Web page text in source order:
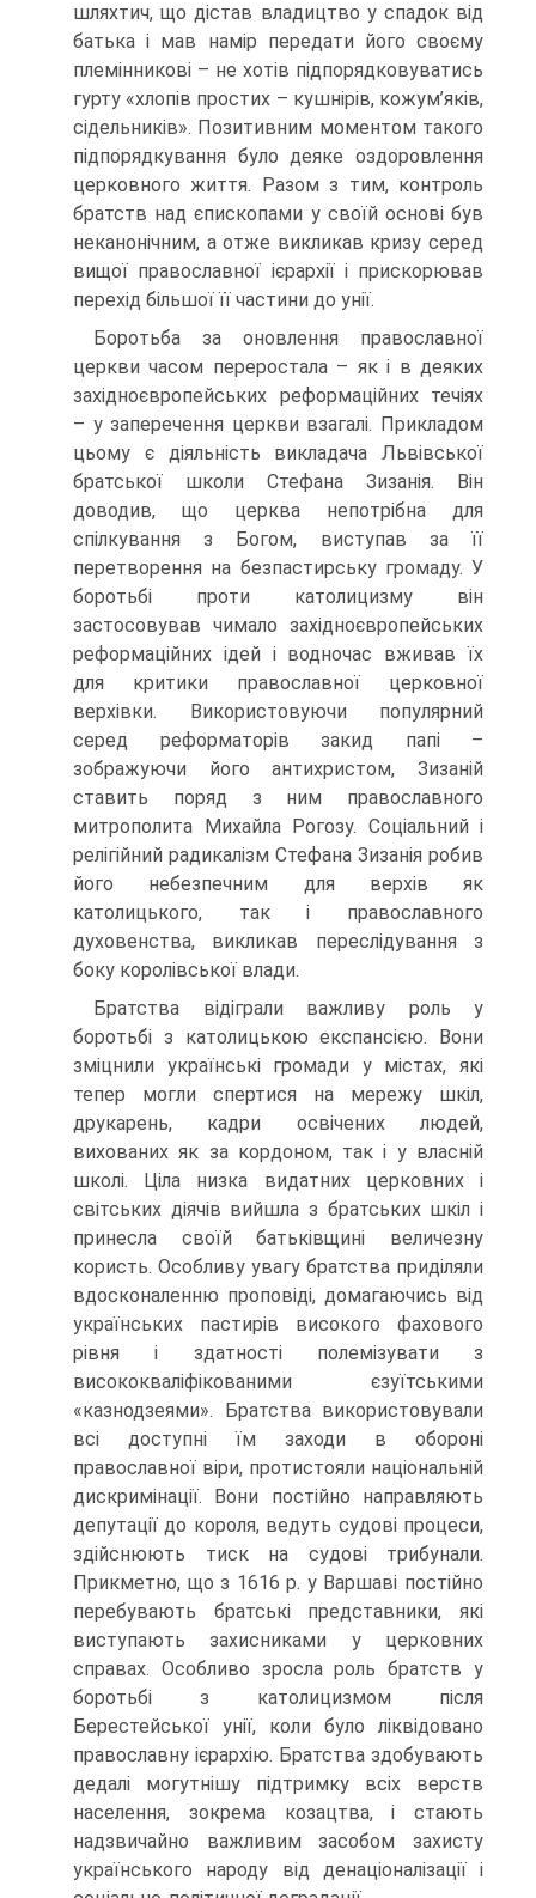
шляхтич, що дістав владицтво у спадок від
батька і мав намір передати його своєму
племінникові – не хотів підпорядковуватись
гурту «хлопів простих – кушнірів, кожум’яків,
сідельників». Позитивним моментом такого
підпорядкування було деяке оздоровлення
церковного життя. Разом з тим, контроль
братств над єпископами у своїй основі був
неканонічним, а отже викликав кризу серед
вищої православної ієрархії і прискорював
перехід більшої її частини до унії.
Боротьба за оновлення православної
церкви часом переростала – як і в деяких
західноєвропейських реформаційних течіях
– у заперечення церкви взагалі. Прикладом
цьому є діяльність викладача Львівської
братської школи Стефана Зизанія. Він
доводив, що церква непотрібна для
спілкування з Богом, виступав за її
перетворення на безпастирську громаду. У
боротьбі проти католицизму він
застосовував чимало західноєвропейських
реформаційних ідей і водночас вживав їх
для критики православної церковної
верхівки. Використовуючи популярний
серед реформаторів закид папі –
зображуючи його антихристом, Зизаній
ставить поряд з ним православного
митрополита Михайла Рогозу. Соціальний і
релігійний радикалізм Стефана Зизанія робив
його небезпечним для верхів як
католицького, так і православного
духовенства, викликав переслідування з
боку королівської влади.
Братства відіграли важливу роль у
боротьбі з католицькою експансією. Вони
зміцнили українські громади у містах, які
тепер могли спертися на мережу шкіл,
друкарень, кадри освічених людей,
вихованих як за кордоном, так і у власній
школі. Ціла низка видатних церковних і
світських діячів вийшла з братських шкіл і
принесла своїй батьківщині величезну
користь. Особливу увагу братства приділяли
вдосконаленню проповіді, домагаючись від
українських пастирів високого фахового
рівня і здатності полемізувати з
висококваліфікованими єзуїтськими
«казнодзеями». Братства використовували
всі доступні їм заходи в обороні
православної віри, протистояли національній
дискримінації. Вони постійно направляють
депутації до короля, ведуть судові процеси,
здійснюють тиск на судові трибунали.
Прикметно, що з 1616 р. у Варшаві постійно
перебувають братські представники, які
виступають захисниками у церковних
справах. Особливо зросла роль братств у
боротьбі з католицизмом після
Берестейської унії, коли було ліквідовано
православну ієрархію. Братства здобувають
дедалі могутнішу підтримку всіх верств
населення, зокрема козацтва, і стають
надзвичайно важливим засобом захисту
українського народу від денаціоналізації і